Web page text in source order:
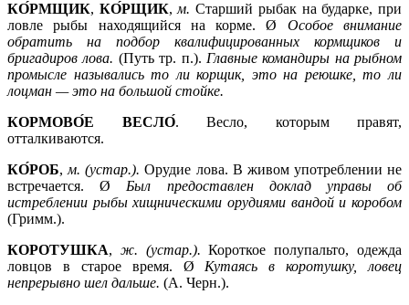
КО́РМЩИК, КО́РЩИК, м.Старший рыбак на бударке, при
ловле рыбы находящийся на корме. Ø Особое внимание
обратить на подбор квалифицированных кормщиков и
бригадиров лова. (Путь тр. п.). Главные командиры на рыбном
промысле назывались то ли корщик, это на реюшке, то ли
лоцман — это на большой стойке.
КОРМОВО́Е
ВЕСЛО́. Весло, которым правят,
отталкиваются.
КО́РОБ, м. (устар.).Орудие лова. В живом употреблении не
встречается. Ø Был предоставлен доклад управы об
истреблении рыбы хищническими орудиями вандой и коробом
(Гримм.).
КОРОТУШКА, ж. (устар.).Короткое полупальто, одежда
ловцов в старое время. Ø Кутаясь в коротушку, ловец
непрерывно шел дальше. (А. Черн.).